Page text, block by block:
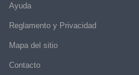
Ayuda
Reglamento y Privacidad
Mapa del sitio
Contacto